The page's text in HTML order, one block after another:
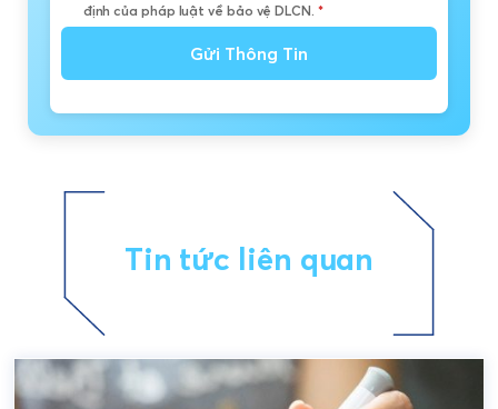
định của pháp luật về bảo vệ DLCN. *
Gửi Thông Tin
Tin tức liên quan